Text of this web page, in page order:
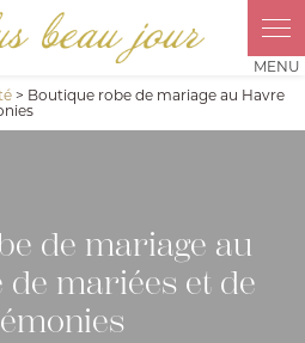
> Boutique robe de mariage au Havre
de mariage au
mariées et de